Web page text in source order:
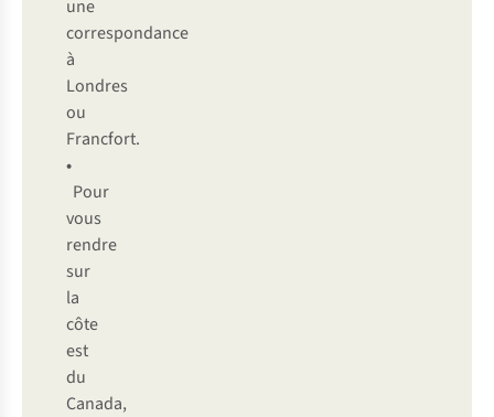
une
correspondance
à
Londres
ou
Francfort.
•
Pour
vous
rendre
sur
la
côte
est
du
Canada,